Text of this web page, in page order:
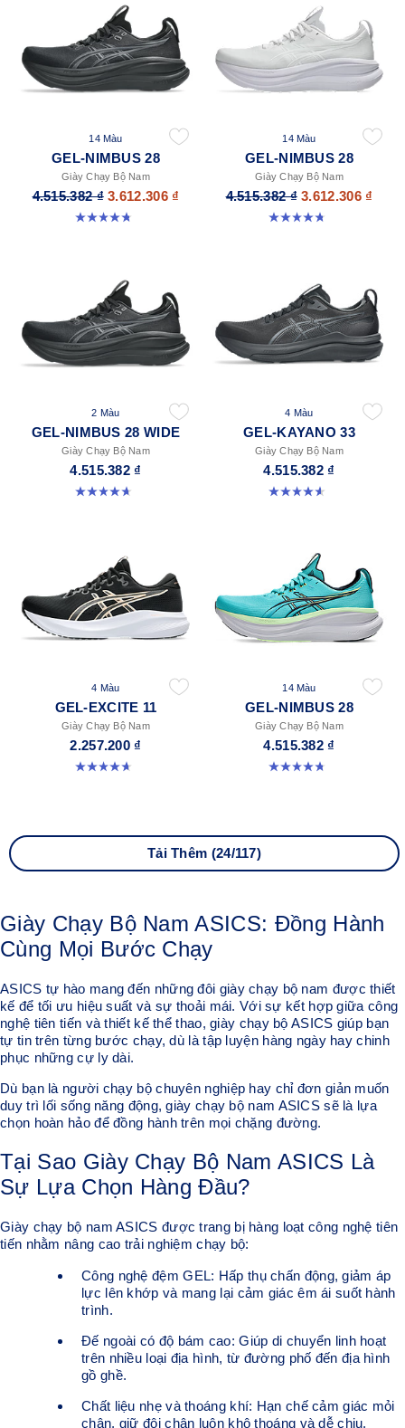
14 Màu
GEL-NIMBUS 28
Giày Chạy Bộ Nam
4.515.382 ₫ 3.612.306 ₫
4.7 trong số 5 sao. 278 đánh giá
14 Màu
GEL-NIMBUS 28
Giày Chạy Bộ Nam
4.515.382 ₫ 3.612.306 ₫
4.7 trong số 5 sao. 278 đánh giá
2 Màu
GEL-NIMBUS 28 WIDE
Giày Chạy Bộ Nam
4.515.382 ₫
4.7 trong số 5 sao. 24 đánh giá
4 Màu
GEL-KAYANO 33
Giày Chạy Bộ Nam
4.515.382 ₫
4.6 trong số 5 sao. 99 đánh giá
4 Màu
GEL-EXCITE 11
Giày Chạy Bộ Nam
2.257.200 ₫
4.7 trong số 5 sao. 374 đánh giá
14 Màu
GEL-NIMBUS 28
Giày Chạy Bộ Nam
4.515.382 ₫
4.7 trong số 5 sao. 278 đánh giá
Tải Thêm (24/117)
Giày Chạy Bộ Nam ASICS: Đồng Hành
Cùng Mọi Bước Chạy
ASICS tự hào mang đến những đôi giày chạy bộ nam được thiết
kế để tối ưu hiệu suất và sự thoải mái. Với sự kết hợp giữa công
nghệ tiên tiến và thiết kế thể thao, giày chạy bộ ASICS giúp bạn
tự tin trên từng bước chạy, dù là tập luyện hàng ngày hay chinh
phục những cự ly dài.
Dù bạn là người chạy bộ chuyên nghiệp hay chỉ đơn giản muốn
duy trì lối sống năng động, giày chạy bộ nam ASICS sẽ là lựa
chọn hoàn hảo để đồng hành trên mọi chặng đường.
Tại Sao Giày Chạy Bộ Nam ASICS Là
Sự Lựa Chọn Hàng Đầu?
Giày chạy bộ nam ASICS được trang bị hàng loạt công nghệ tiên
tiến nhằm nâng cao trải nghiệm chạy bộ:
Công nghệ đệm GEL: Hấp thụ chấn động, giảm áp
lực lên khớp và mang lại cảm giác êm ái suốt hành
trình.
Đế ngoài có độ bám cao: Giúp di chuyển linh hoạt
trên nhiều loại địa hình, từ đường phố đến địa hình
gồ ghề.
Chất liệu nhẹ và thoáng khí: Hạn chế cảm giác mỏi
chân, giữ đôi chân luôn khô thoáng và dễ chịu.